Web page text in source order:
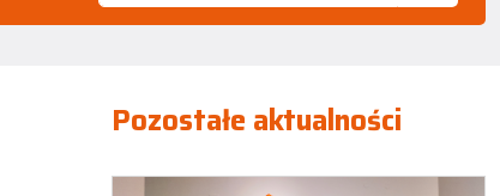
Pozostałe aktualności